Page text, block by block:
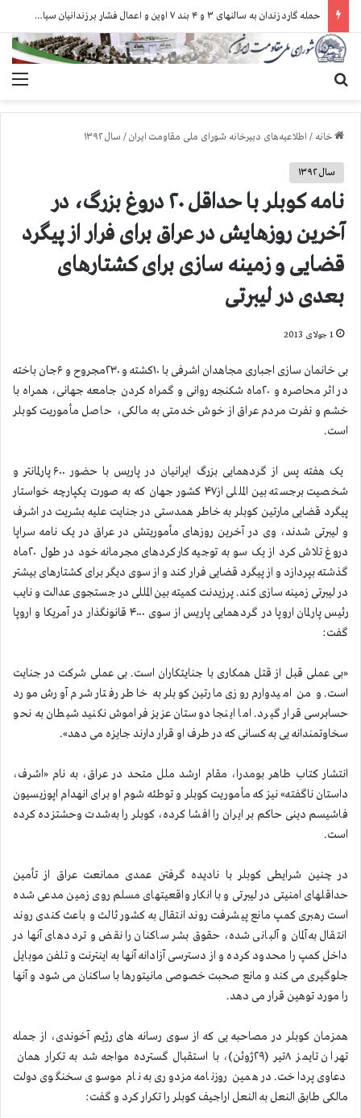
حمله گارد زندان به سالنهای ۳ و ۴ بند ۷ اوین و اعمال فشار بر زندانیان سیاسی در شهرهای مختلف
خانه / اطلاعیه‌های دبیرخانه شورای ملی مقاومت ایران/ سال ۱۳۹۲
سال ۱۳۹۲
نامه کوبلر با حداقل ۲۰ دروغ بزرگ، در
آخرین روزهایش در عراق برای فرار از پیگرد
قضایی و زمینه سازی برای کشتارهای
بعدی در لیبرتی
1 جولای 2013
بی خانمان سازی اجباری مجاهدان اشرفی با ۱۰کشته و ۲۳۰مجروح و ۶جان باخته
در اثر محاصره و ۲۰ماه شکنجه روانی و گمراه کردن جامعه جهانی، همراه با
خشم و نفرت مردم عراق از خوش خدمتی به مالکی، حاصل مأموریت کوبلر
است.
یک هفته پس از گردهمایی بزرگ ایرانیان در پاریس با حضور ۶۰۰ پارلمانتر و
شخصیت برجسته بین المللی از۴۷ کشور جهان که به صورت یکپارچه خواستار
پیگرد قضایی مارتین کوبلر به خاطر همدستی در جنایت علیه بشریت در اشرف
و لیبرتی شدند، وی در آخرین روزهای مأموریتش در عراق در یک نامه سراپا
دروغ تلاش کرد از یک سو به توجیه کارکردهای مجرمانه خود در طول ۲۰ماه
گذشته بپردازد و از پیگرد قضایی فرار کند و از سوی دیگر برای کشتارهای بیشتر
در لیبرتی زمینه سازی کند. پرزیدنت کمیته بین المللی در جستجوی عدالت و نایب
رئیس پارلمان اروپا در گردهمایی پاریس از سوی ۴۰۰۰ قانونگذار در آمریکا و اروپا
گفت:
«بی عملی قبل از قتل همکاری با جنایتکاران است. بی عملی شرکت در جنایت
است. و من امیدوارم روزی مارتین کوبلر به خاطر رفتار شرم‌ آورش مورد
حسابرسی قرار گیرد. اما اینجا دوستان عزیز فراموش نکنید شیطان به نحو
سخاوتمندانه یی به کسانی که در طرف او قرار دارند جایزه می دهد».
انتشار کتاب طاهر بومدرا، مقام ارشد ملل متحد در عراق، به نام «اشرف،
داستان ناگفته» نیز که مأموریت کوبلر و توطئه شوم او برای انهدام اپوزیسیون
فاشیسم دینی حاکم بر ایران را افشا کرده، کوبلر را به‌شدت وحشتزده کرده
است.
در چنین شرایطی کوبلر با نادیده گرفتن عمدی ممانعت عراق از تأمین
حداقلهای امنیتی در لیبرتی و با انکار واقعیتهای مسلم روی زمین مدعی شده
است رهبری کمپ مانع پیشرفت روند انتقال به کشور ثالث و باعث کندی روند
انتقال به آلمان و آلبانی شده، حقوق بشر ساکنان را نقض و ترددهای آنها در
داخل کمپ را محدود کرده و از دسترسی آزادانه آنها به اینترنت و تلفن موبایل
جلوگیری می کند و مانع صحبت خصوصی مانیتورها با ساکنان می شود و آنها
را مورد توهین قرار می دهد.
همزمان کوبلر در مصاحبه یی که از سوی رسانه های رژیم آخوندی، از جمله
تهران تایمز ۸تیر (۲۹ژوئن)، با استقبال گسترده مواجه شد به تکرار همان
دعاوی پرداخت. در همین روزنامه مزدوری به نام موسوی سخنگوی دولت
مالکی طابق النعل به النعل اراجیف کوبلر را تکرار کرد و گفت: